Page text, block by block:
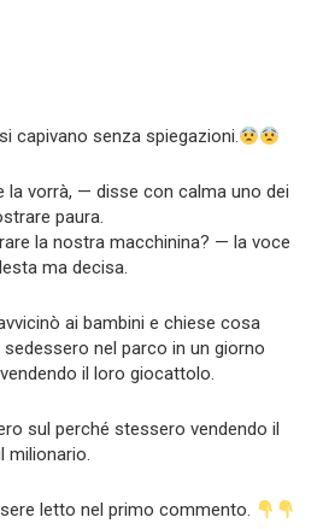
capivano senza spiegazioni.
la vorrà, — disse con calma uno dei
paura.
la nostra macchinina? — la voce
ma decisa.
ai bambini e chiese cosa
nel parco in un giorno
il loro giocattolo.
sul perché stessero vendendo il
milionario.
letto nel primo commento.